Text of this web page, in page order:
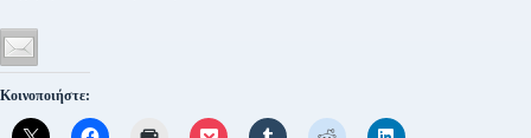
Κοινοποιήστε: